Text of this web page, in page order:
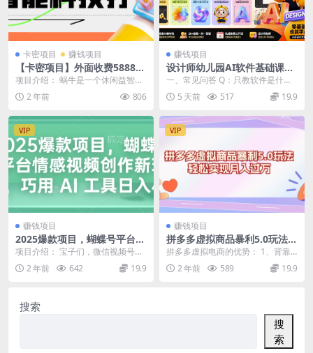
卡密项目 赚钱项目
【卡密项目】外面收费5888的
盛大联盟蜗牛自定义挂机打金
软件，号称轻松一天几张【挂
机科技+使用教程】
项目介绍： 蜗牛是一个休闲益智的
游戏平台，可以使用本挂机软件自
动竞猜，提现便捷，...
2 年前 806
赚钱项目
设计师幼儿园AI软件基础课｜
零基础Illustrator全套实操，
只教软件，不教设计
一、常见问答 Q：只教软件是什么
软件？ A：PS或者AI，2选1 Q：为
什么只卖...
5 天前 517 19.9
VIP
赚钱项目
2025爆款项目，蝴蝶号平台情
感视频创作新玩法，巧用 AI
项目介绍： 宝子们，微信视频号赚
钱机会来啦，情感内容在各平台都
超火，抖音、今日头...
2 年前 642 19.9
VIP
赚钱项目
拼多多虚拟商品暴利5.0玩法，
轻松实现月入过万
拼多多虚拟电商的优势： 1、背靠
平台，只需要前期轻投流 2、不需
要囤货和物流，只...
2 年前 589 19.9
搜索
搜
索